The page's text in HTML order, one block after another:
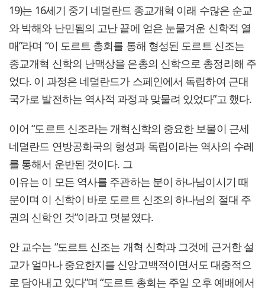
19)는 16세기 중기 네덜란드 종교개혁 이래 수많은 순교
와 박해와 난민됨의 고난 끝에 얻은 눈물겨운 신학적 열
매”라며 “이 도르트 총회를 통해 형성된 도르트 신조는
종교개혁 신학의 난맥상을 은총의 신학으로 총정리해 주
었다. 이 과정은 네덜란드가 스페인에서 독립하여 근대
국가로 발전하는 역사적 과정과 맞물려 있었다”고 했다.
이어 “도르트 신조라는 개혁신학의 중요한 보물이 근세
네덜란드 연방공화국의 형성과 독립이라는 역사의 수레
를 통해서 운반된 것이다. 그
이유는 이 모든 역사를 주관하는 분이 하나님이시기 때
문이며 이 신학이 바로 도르트 신조의 하나님의 절대 주
권의 신학인 것”이라고 덧붙였다.
안 교수는 “도르트 신조는 개혁 신학과 그것에 근거한 설
교가 얼마나 중요한지를 신앙고백적이면서도 대중적으
로 담아내고 있다”며 “도르트 총회는 주일 오후 예배에서